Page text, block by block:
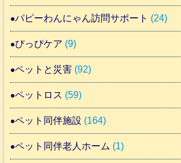
パピーわんにゃん訪問サポート (24)
ぴっぴケア (9)
ペットと災害 (92)
ペットロス (59)
ペット同伴施設 (164)
ペット同伴老人ホーム (1)